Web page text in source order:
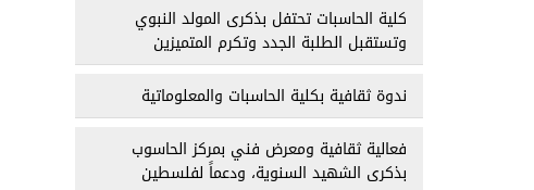
كلية الحاسبات تحتفل بذكرى المولد النبوي
وتستقبل الطلبة الجدد وتكرم المتميزين
ندوة ثقافية بكلية الحاسبات والمعلوماتية
فعالية ثقافية ومعرض فني بمركز الحاسوب
بذكرى الشهيد السنوية، ودعماً لفلسطين